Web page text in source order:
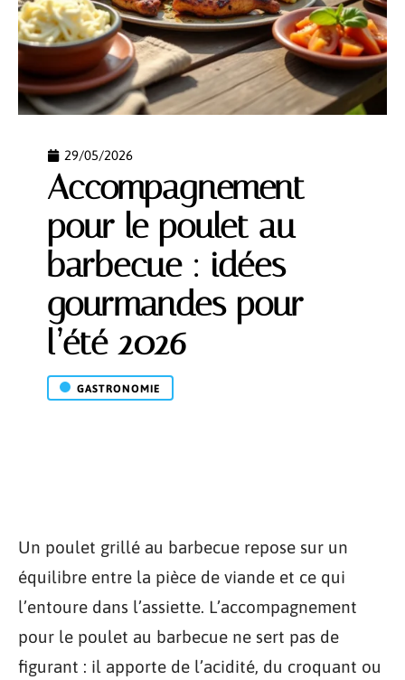
29/05/2026
Accompagnement
pour le poulet au
barbecue : idées
gourmandes pour
l’été 2026
GASTRONOMIE
Un poulet grillé au barbecue repose sur un
équilibre entre la pièce de viande et ce qui
l’entoure dans l’assiette. L’accompagnement
pour le poulet au barbecue ne sert pas de
figurant : il apporte de l’acidité, du croquant ou